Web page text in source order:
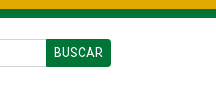
BUSCAR